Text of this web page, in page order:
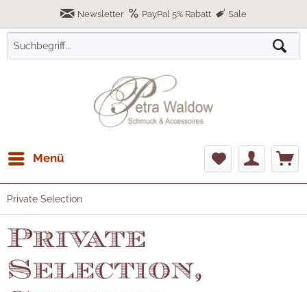
Newsletter PayPal 5% Rabatt Sale
Menü
Private Selection
Private
Selection,